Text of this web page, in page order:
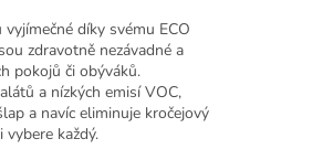
díky svému ECO
zdravotně nezávadné a
pokojů či obýváků.
a nízkých emisí VOC,
a navíc eliminuje kročejový
každý.